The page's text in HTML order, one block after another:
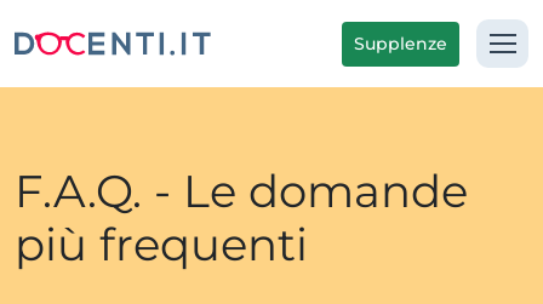
Supplenze
F.A.Q. - Le domande
più frequenti